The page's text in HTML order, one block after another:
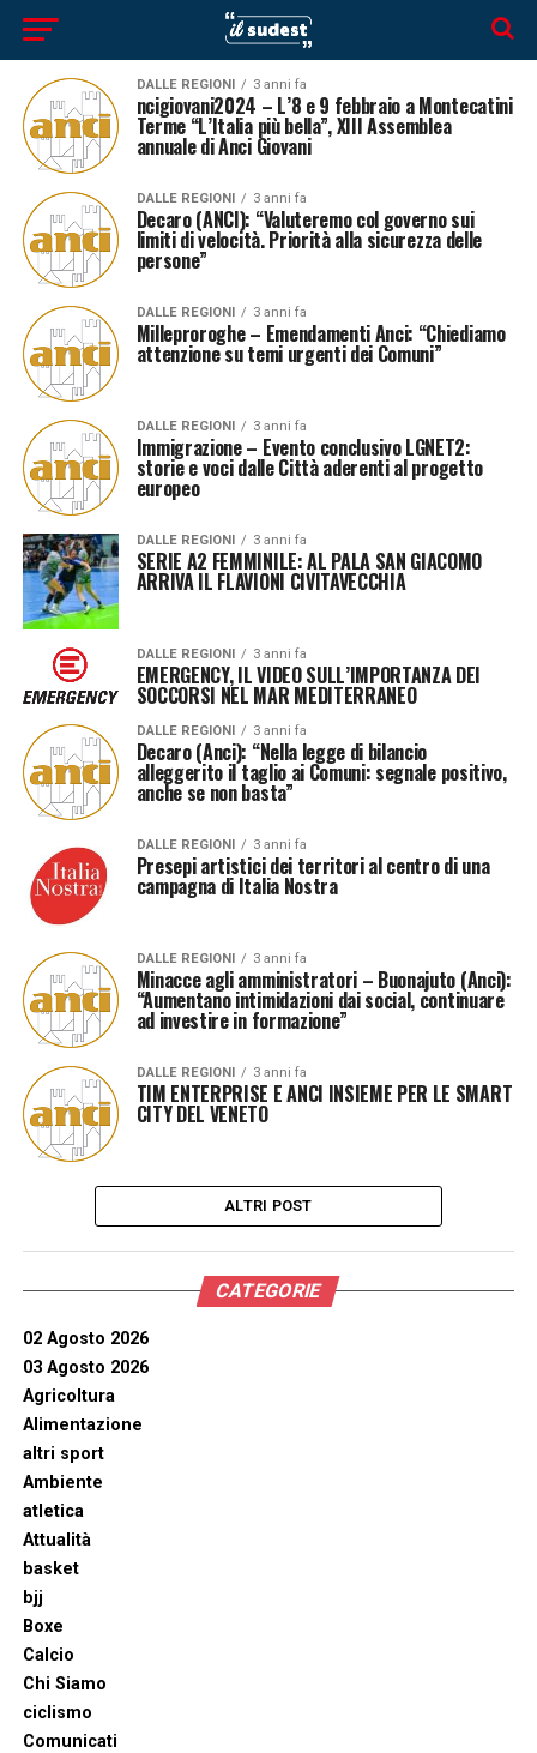
DALLE REGIONI 3 anni fa
ncigiovani2024 – L’8 e 9 febbraio a Montecatini
Terme “L’Italia più bella”, XIII Assemblea
annuale di Anci Giovani
DALLE REGIONI 3 anni fa
Decaro (ANCI): “Valuteremo col governo sui
limiti di velocità. Priorità alla sicurezza delle
persone”
DALLE REGIONI 3 anni fa
Milleproroghe – Emendamenti Anci: “Chiediamo
attenzione su temi urgenti dei Comuni”
DALLE REGIONI 3 anni fa
Immigrazione – Evento conclusivo LGNET2:
storie e voci dalle Città aderenti al progetto
europeo
DALLE REGIONI 3 anni fa
SERIE A2 FEMMINILE: AL PALA SAN GIACOMO
ARRIVA IL FLAVIONI CIVITAVECCHIA
DALLE REGIONI 3 anni fa
EMERGENCY, IL VIDEO SULL’IMPORTANZA DEI
SOCCORSI NEL MAR MEDITERRANEO
DALLE REGIONI 3 anni fa
Decaro (Anci): “Nella legge di bilancio
alleggerito il taglio ai Comuni: segnale positivo,
anche se non basta”
DALLE REGIONI 3 anni fa
Presepi artistici dei territori al centro di una
campagna di Italia Nostra
DALLE REGIONI 3 anni fa
Minacce agli amministratori – Buonajuto (Anci):
“Aumentano intimidazioni dai social, continuare
ad investire in formazione”
DALLE REGIONI 3 anni fa
TIM ENTERPRISE E ANCI INSIEME PER LE SMART
CITY DEL VENETO
ALTRI POST
CATEGORIE
02 Agosto 2026
03 Agosto 2026
Agricoltura
Alimentazione
altri sport
Ambiente
atletica
Attualità
basket
bjj
Boxe
Calcio
Chi Siamo
ciclismo
Comunicati